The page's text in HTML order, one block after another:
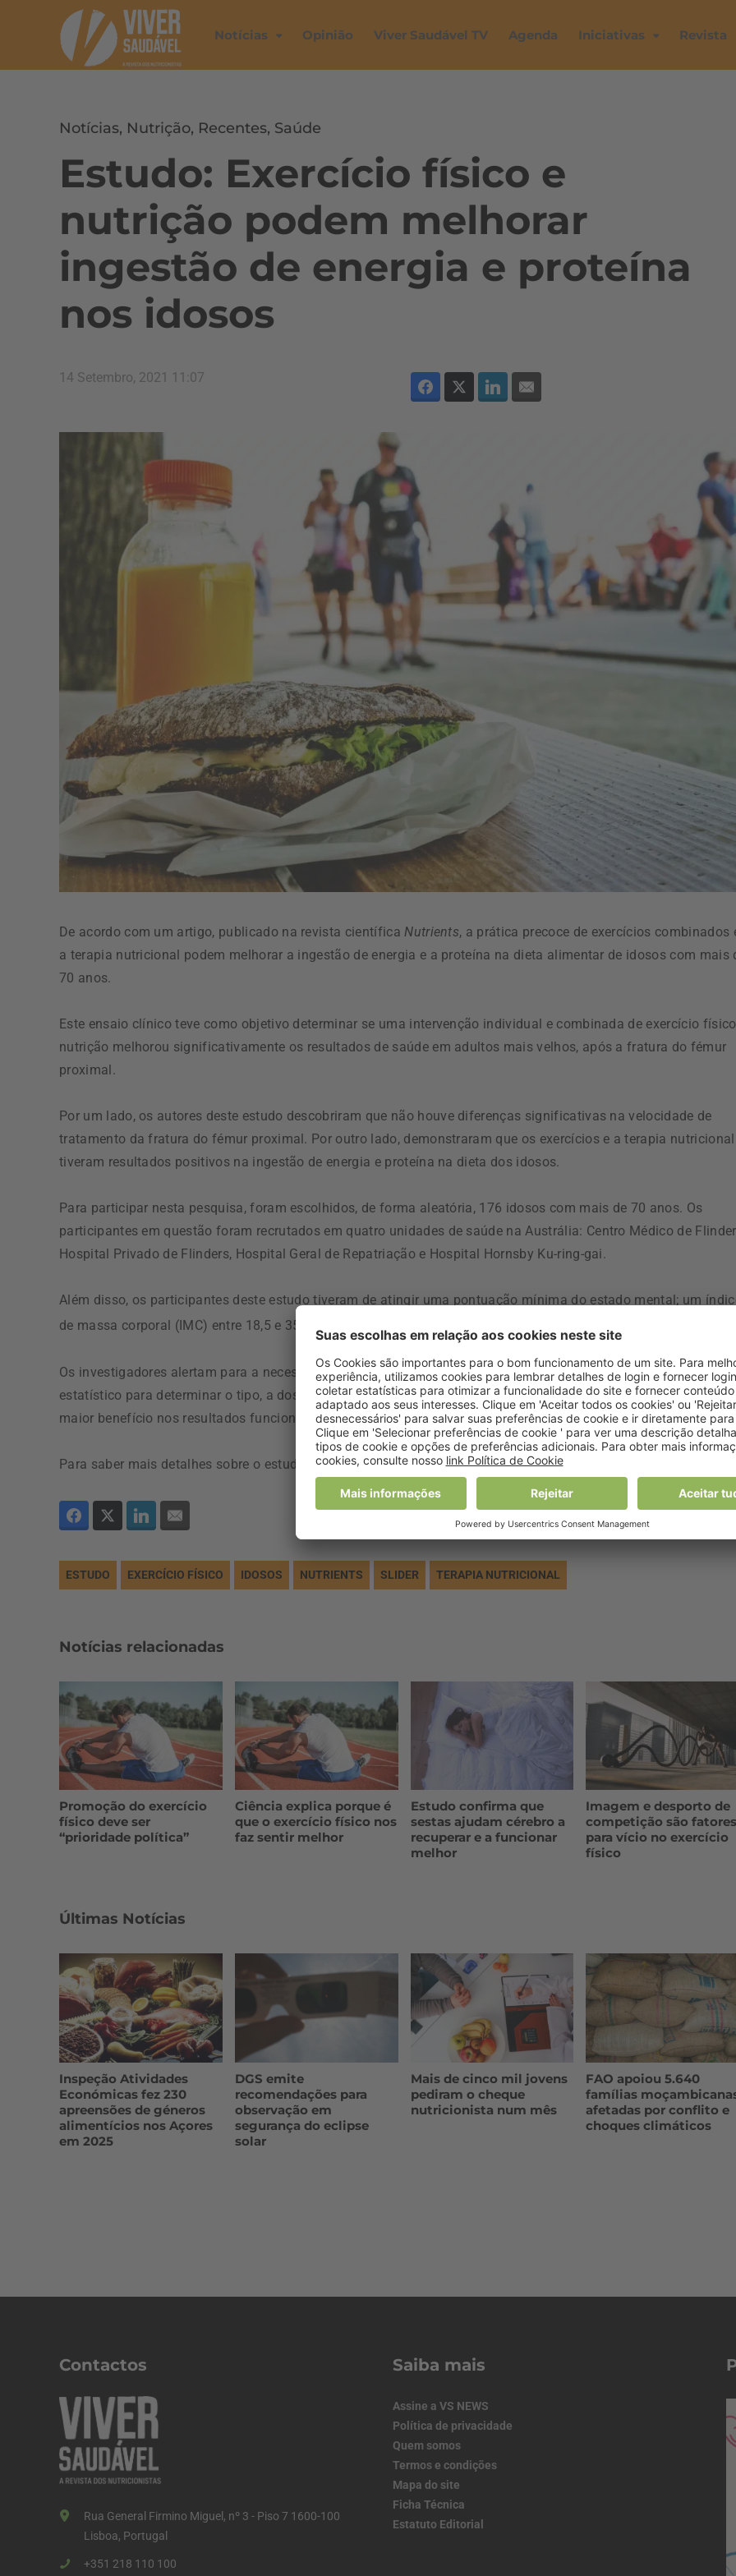
Notícias Opinião Viver Saudável TV Agenda Iniciativas Revista
Notícias, Nutrição, Recentes, Saúde
Estudo: Exercício físico e
nutrição podem melhorar
ingestão de energia e proteína
nos idosos
14 Setembro, 2021 11:07
De acordo com um artigo, publicado na revista científicaNutrients, a prática precoce de exercícios combinados
a terapia nutricional podem melhorar a ingestão de energia e a proteína na dieta alimentar de idosos com mais
70 anos.
Este ensaio clínico teve como objetivo determinar se uma intervenção individual e combinada de exercício
nutrição melhorou significativamente os resultados de saúde em adultos mais velhos, após a fratura do fémur
proximal.
Por um lado, os autores deste estudo descobriram que não houve diferenças significativas na velocidade de
tratamento da fratura do fémur proximal. Por outro lado, demonstraram que os exercícios e a terapia nutricional
tiveram resultados positivos na ingestão de energia e proteína na dieta dos idosos.
Para participar nesta pesquisa, foram escolhidos, de forma aleatória, 176 idosos com mais de 70 anos. Os
participantes em questão foram recrutados em quatro unidades de saúde na Austrália: Centro Médico de
Hospital Privado de Flinders, Hospital Geral de Repatriação e Hospital Hornsby Ku-ring-gai.
Além disso, os participantes deste estudo tiveram de atingir uma pontuação mínima do estado mental; um
de massa corporal (IMC) entre 18,5 e 35 kg/m
Os investigadores alertam para a necessidade de serem realizados mais ensaios clínicos com um maior poder
estatístico para determinar o tipo, a dose e a combinação ideal de exercícios e terapia nutricional que trazem o
maior benefício nos resultados funcionais.
Para saber mais detalhes sobre o estudo, cliqueaqui.
ESTUDO EXERCÍCIO FÍSICO IDOSOS NUTRIENTS SLIDER TERAPIA NUTRICIONAL
Notícias relacionadas
Promoção do exercício
físico deve ser
“prioridade política”
Ciência explica porque é
que o exercício físico nos
faz sentir melhor
Estudo confirma que
sestas ajudam cérebro a
recuperar e a funcionar
melhor
Imagem e desporto de
competição são
para vício no exercício
físico
Últimas Notícias
Inspeção Atividades
Económicas fez 230
apreensões de géneros
alimentícios nos Açores
em 2025
DGS emite
recomendações para
observação em
segurança do eclipse
solar
Mais de cinco mil jovens
pediram o cheque
nutricionista num mês
FAO apoiou 5.640
famílias
afetadas por conflito e
choques climáticos
Contactos
Rua General Firmino Miguel, nº 3 - Piso 7 1600-100
Lisboa, Portugal
+351 218 110 100
Saiba mais
Assine a VS NEWS
Política de privacidade
Quem somos
Termos e condições
Mapa do site
Ficha Técnica
Estatuto Editorial